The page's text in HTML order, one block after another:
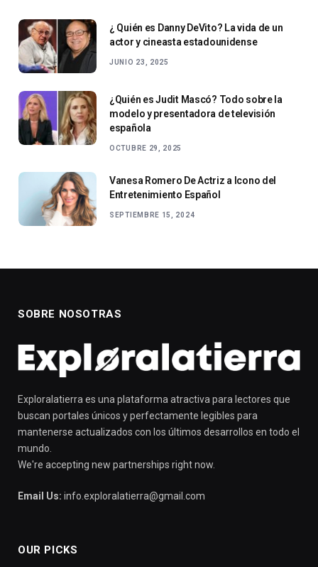
¿ Quién es Danny DeVito? La vida de un
actor y cineasta estadounidense
JUNIO 23, 2025
¿Quién es Judit Mascó? Todo sobre la
modelo y presentadora de televisión
española
OCTUBRE 29, 2025
Vanesa Romero De Actriz a Icono del
Entretenimiento Español
SEPTIEMBRE 15, 2024
SOBRE NOSOTRAS
Exploralatierra es una plataforma atractiva para lectores que
buscan portales únicos y perfectamente legibles para
mantenerse actualizados con los últimos desarrollos en todo el
mundo.
We're accepting new partnerships right now.
Email Us: info.exploralatierra@gmail.com
OUR PICKS